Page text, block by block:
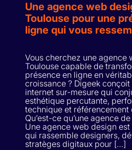
Une agence web
Toulouse pour une
ligne qui vous
Vous cherchez une agence
Toulouse capable de
présence en ligne en
croissance ? Digeek
internet sur-mesure qui
esthétique percutante,
technique et référencement
Qu’est-ce qu’une agence
Une agence web design
qui rassemble designers,
stratèges digitaux pour […]